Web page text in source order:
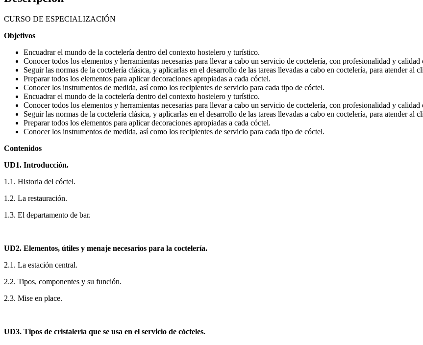
CURSO DE ESPECIALIZACIÓN
Objetivos
Encuadrar el mundo de la coctelería dentro del contexto hostelero y turístico.
Conocer todos los elementos y herramientas necesarias para llevar a cabo un servicio de coctelería, con profesionalidad y calidad
Seguir las normas de la coctelería clásica, y aplicarlas en el desarrollo de las tareas llevadas a cabo en coctelería, para atender al
Preparar todos los elementos para aplicar decoraciones apropiadas a cada cóctel.
Conocer los instrumentos de medida, así como los recipientes de servicio para cada tipo de cóctel.
Encuadrar el mundo de la coctelería dentro del contexto hostelero y turístico.
Conocer todos los elementos y herramientas necesarias para llevar a cabo un servicio de coctelería, con profesionalidad y calidad
Seguir las normas de la coctelería clásica, y aplicarlas en el desarrollo de las tareas llevadas a cabo en coctelería, para atender al
Preparar todos los elementos para aplicar decoraciones apropiadas a cada cóctel.
Conocer los instrumentos de medida, así como los recipientes de servicio para cada tipo de cóctel.
Contenidos
UD1. Introducción.
1.1. Historia del cóctel.
1.2. La restauración.
1.3. El departamento de bar.
UD2. Elementos, útiles y menaje necesarios para la coctelería.
2.1. La estación central.
2.2. Tipos, componentes y su función.
2.3. Mise en place.
UD3. Tipos de cristalería que se usa en el servicio de cócteles.